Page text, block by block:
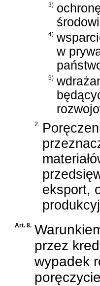
3)
4)
w
5)
2.
eksport,
Art. 8.
przez
wypadek